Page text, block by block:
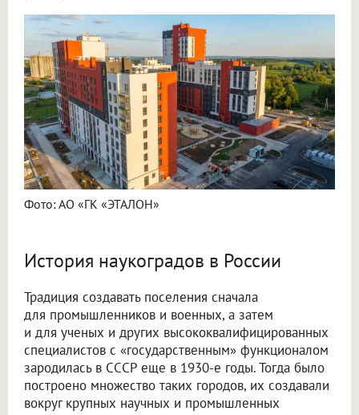
Фото: АО «ГК «ЭТАЛОН»
История наукоградов в России
Традиция создавать поселения сначала
для промышленников и военных, а затем
и для ученых и других высококвалифицированных
специалистов с «государственным» функционалом
зародилась в СССР еще в 1930-е годы. Тогда было
построено множество таких городов, их создавали
вокруг крупных научных и промышленных